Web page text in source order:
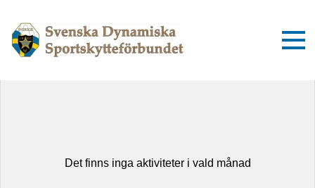
Det finns inga aktiviteter i vald månad